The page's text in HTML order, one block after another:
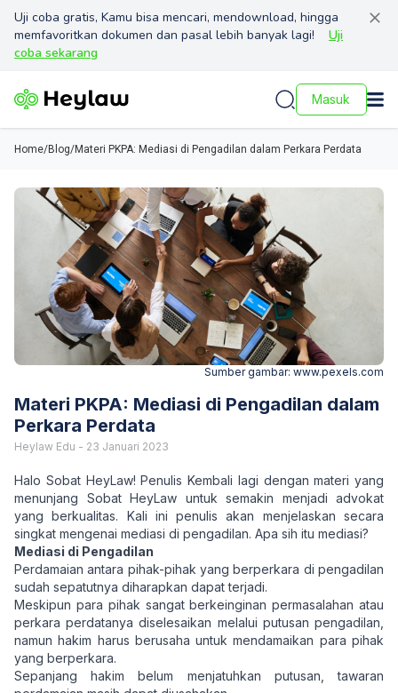
Uji coba gratis, Kamu bisa mencari, mendownload, hingga
memfavoritkan dokumen dan pasal lebih banyak lagi!
Uji
coba sekarang
Masuk
Home/Blog/Materi PKPA: Mediasi di Pengadilan dalam Perkara Perdata
Sumber gambar: www.pexels.com
Materi PKPA: Mediasi di Pengadilan dalam
Perkara Perdata
Heylaw Edu - 23 Januari 2023
Halo Sobat HeyLaw! Penulis Kembali lagi dengan materi yang
menunjang Sobat HeyLaw untuk semakin menjadi advokat
yang berkualitas. Kali ini penulis akan menjelaskan secara
singkat mengenai mediasi di pengadilan. Apa sih itu mediasi?
Mediasi di Pengadilan
Perdamaian antara pihak-pihak yang berperkara di pengadilan
sudah sepatutnya diharapkan dapat terjadi.
Meskipun para pihak sangat berkeinginan permasalahan atau
perkara perdatanya diselesaikan melalui putusan pengadilan,
namun hakim harus berusaha untuk mendamaikan para pihak
yang berperkara.
Sepanjang hakim belum menjatuhkan putusan, tawaran